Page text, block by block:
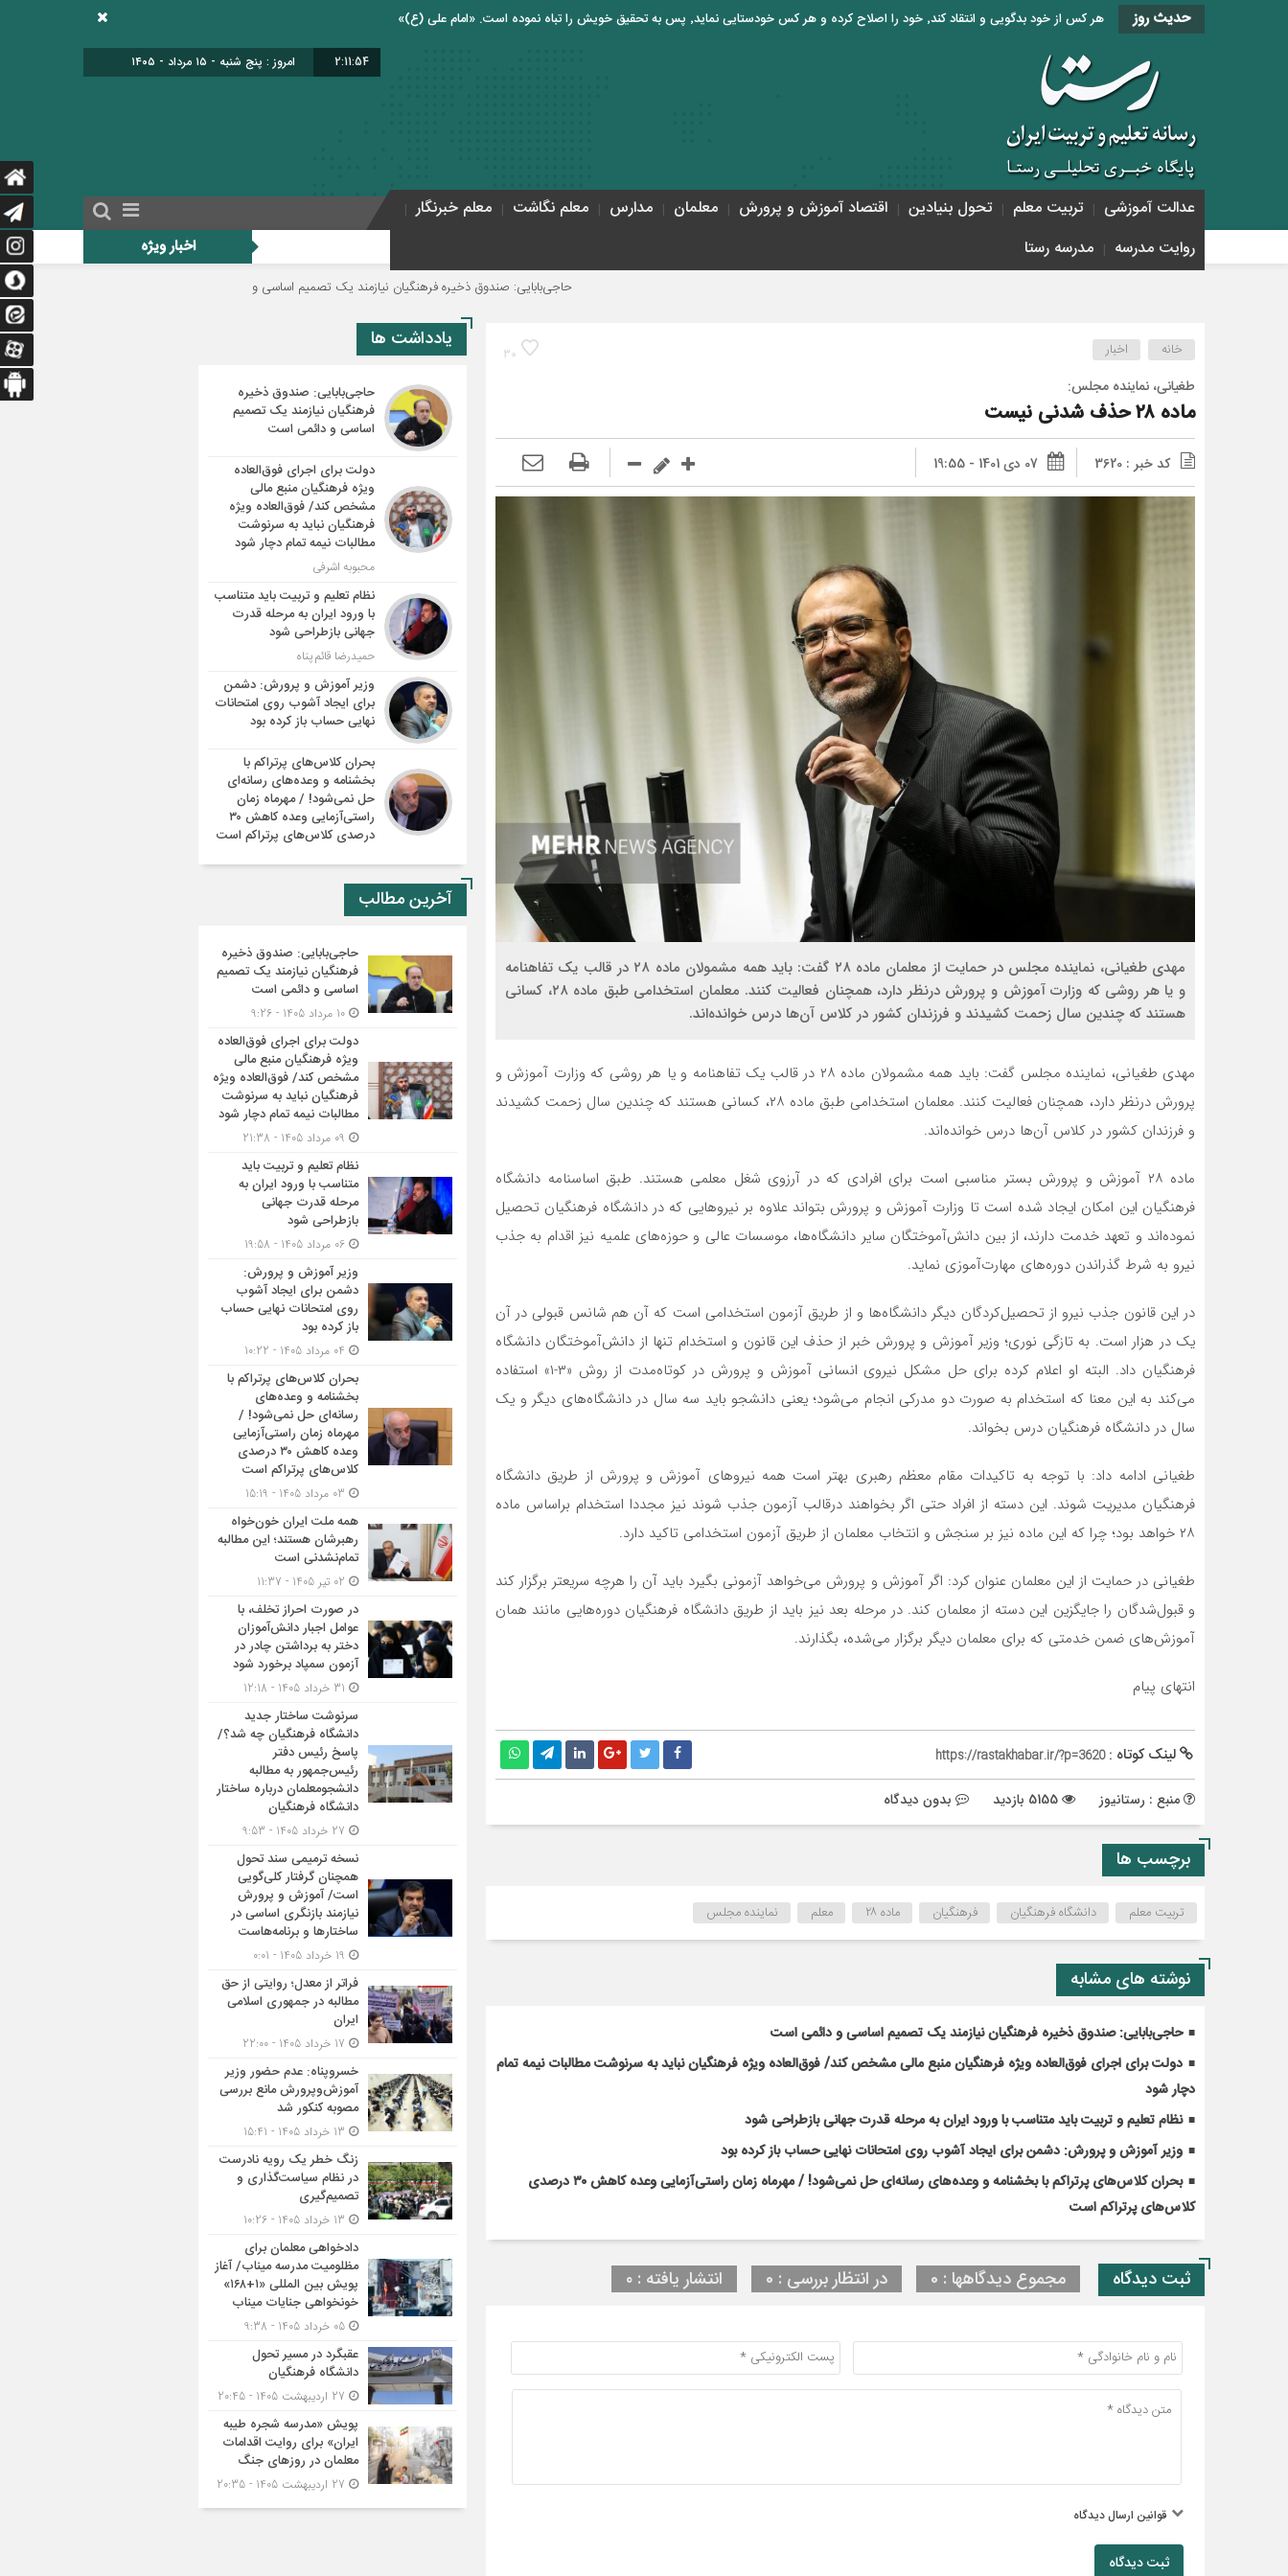
حدیث روز هر کس از خود بدگویی و انتقاد کند٬ خود را اصلاح کرده و هر کس خودستایی نماید٬ پس به تحقیق خویش را تباه نموده است. «امام علی (ع)»
2:11:55 امروز : پنج شنبه - ۱۵ مرداد - ۱۴۰۵
عدالت آموزشی تربیت معلم تحول بنیادین اقتصاد آموزش و پرورش معلمان مدارس معلم نگاشت
معلم خبرنگار
روایت مدرسه
مدرسه رستا اخبار ویژه
حاجی‌بابایی: صندوق ذخیره فرهنگیان نیازمند یک تصمیم اساسی و دائمی است دولت برای اجرای فوق‌العاده ویژه
30 خانه اخبار
طغیانی، نماینده مجلس:
ماده ۲۸ حذف شدنی نیست
کد خبر : 3620 07 دی 1401 - 19:55
مهدی طغیانی، نماینده مجلس در حمایت از معلمان ماده ۲۸ گفت: باید همه مشمولان ماده ۲۸ در قالب یک تفاهنامه
و یا هر روشی که وزارت آموزش و پرورش درنظر دارد، همچنان فعالیت کنند. معلمان استخدامی طبق ماده ۲۸، کسانی
هستند که چندین سال زحمت کشیدند و فرزندان کشور در کلاس آن‌ها درس خوانده‌اند.
مهدی طغیانی، نماینده مجلس گفت: باید همه مشمولان ماده ۲۸ در قالب یک تفاهنامه و یا هر روشی که وزارت آموزش و
پرورش درنظر دارد، همچنان فعالیت کنند. معلمان استخدامی طبق ماده ۲۸، کسانی هستند که چندین سال زحمت کشیدند
و فرزندان کشور در کلاس آن‌ها درس خوانده‌اند.
ماده ۲۸ آموزش و پرورش بستر مناسبی است برای افرادی که در آرزوی شغل معلمی هستند. طبق اساسنامه دانشگاه
فرهنگیان این امکان ایجاد شده است تا وزارت آموزش و پرورش بتواند علاوه بر نیرو‌هایی که در دانشگاه فرهنگیان تحصیل
نموده‌اند و تعهد خدمت دارند، از بین دانش‌آموختگان سایر دانشگاه‌ها‌، موسسات عالی و حوزه‌های علمیه نیز اقدام به جذب
نیرو به شرط گذراندن دوره‌های مهارت‌آموزی نماید.
در این قانون جذب نیرو از تحصیل‌کرد‌گان دیگر دانشگاه‌ها و از طریق آزمون استخدامی است که آن هم شانس قبولی در آن
یک در هزار است. به تازگی نوری؛ وزیر آموزش و پرورش خبر از حذف این قانون و استخدام تنها از دانش‌آموختگان دانشگاه
فرهنگیان داد. البته او اعلام کرده برای حل مشکل نیروی انسانی آموزش و پرورش در کوتاه‌مدت از روش «۳-۱» استفاده
می‌کند به این معنا که استخدام به صورت دو مدرکی انجام می‌شود؛ یعنی دانشجو باید سه سال در دانشگاه‌های دیگر و یک
سال در دانشگاه فرهنگیان درس بخواند.
طغیانی ادامه داد: با توجه به تاکیدات مقام معظم رهبری بهتر است همه نیروهای آموزش و پرورش از طریق دانشگاه
فرهنگیان مدیریت شوند. این دسته از افراد حتی اگر بخواهند درقالب آزمون جذب شوند نیز مجددا استخدام براساس ماده
۲۸ خواهد بود؛ چرا که این ماده نیز بر سنجش و انتخاب معلمان از طریق آزمون استخدامی تاکید دارد.
طغیانی در حمایت از این معلمان عنوان کرد: اگر آموزش و پرورش می‌خواهد آزمونی بگیرد باید آن را هرچه سریعتر برگزار کند
و قبول‌شدگان را جایگزین این دسته از معلمان کند. در مرحله بعد نیز باید از طریق دانشگاه فرهنگیان دوره‌هایی مانند همان
آموزش‌های ضمن خدمتی که برای معلمان دیگر برگزار می‌شده، بگذارند.
انتهای پیام
لینک کوتاه :https://rastakhabar.ir/?p=3620
منبع : رستانیوز بدون دیدگاه
برچسب ها
تربیت معلم دانشگاه فرهنگیان فرهنگیان ماده ۲۸ معلم نماینده مجلس
نوشته های مشابه
حاجی‌بابایی: صندوق ذخیره فرهنگیان نیازمند یک تصمیم اساسی و دائمی است
دولت برای اجرای فوق‌العاده ویژه فرهنگیان منبع مالی مشخص کند/ فوق‌العاده ویژه فرهنگیان نباید به سرنوشت مطالبات نیمه‌ تمام
دچار شود
نظام تعلیم و تربیت باید متناسب با ورود ایران به مرحله قدرت جهانی بازطراحی شود
وزیر آموزش و پرورش: دشمن برای ایجاد آشوب روی امتحانات نهایی حساب باز کرده بود
بحران کلاس‌های پرتراکم با بخشنامه و وعده‌های رسانه‌ای حل نمی‌شود! / مهرماه زمان راستی‌آزمایی وعده کاهش ۳۰ درصدی
کلاس‌های پرتراکم است
ثبت دیدگاه مجموع دیدگاهها : 0 در انتظار بررسی : 0 انتشار یافته : ۰
قوانین ارسال دیدگاه
ثبت دیدگاه
یادداشت ها
حاجی‌بابایی: صندوق ذخیره
فرهنگیان نیازمند یک تصمیم
اساسی و دائمی است
دولت برای اجرای فوق‌العاده
ویژه فرهنگیان منبع مالی
مشخص کند/ فوق‌العاده ویژه
فرهنگیان نباید به سرنوشت
مطالبات نیمه‌ تمام دچار شود
محبوبه اشرفی
نظام تعلیم و تربیت باید متناسب
با ورود ایران به مرحله قدرت
جهانی بازطراحی شود
حمیدرضا قائم پناه
وزیر آموزش و پرورش: دشمن
برای ایجاد آشوب روی امتحانات
نهایی حساب باز کرده بود
بحران کلاس‌های پرتراکم با
بخشنامه و وعده‌های رسانه‌ای
حل نمی‌شود! / مهرماه زمان
راستی‌آزمایی وعده کاهش ۳۰
درصدی کلاس‌های پرتراکم است
آخرین مطالب
حاجی‌بابایی: صندوق ذخیره
فرهنگیان نیازمند یک تصمیم
اساسی و دائمی است
دولت برای اجرای فوق‌العاده
ویژه فرهنگیان منبع مالی
مشخص کند/ فوق‌العاده ویژه
فرهنگیان نباید به سرنوشت
مطالبات نیمه‌ تمام دچار شود
نظام تعلیم و تربیت باید
متناسب با ورود ایران به
مرحله قدرت جهانی
بازطراحی شود
وزیر آموزش و پرورش:
دشمن برای ایجاد آشوب
روی امتحانات نهایی حساب
باز کرده بود
بحران کلاس‌های پرتراکم با
بخشنامه و وعده‌های
رسانه‌ای حل نمی‌شود! /
مهرماه زمان راستی‌آزمایی
وعده کاهش ۳۰ درصدی
کلاس‌های پرتراکم است
همه ملت ایران خون‌خواه
رهبرشان هستند؛ این مطالبه
تمام‌نشدنی است
در صورت احراز تخلف، با
عوامل اجبار دانش‌آموزان
دختر به برداشتن چادر در
آزمون سمپاد برخورد شود
سرنوشت ساختار جدید
دانشگاه فرهنگیان چه شد؟/
پاسخ رئیس دفتر
رئیس‌جمهور به مطالبه
دانشجومعلمان درباره ساختار
دانشگاه فرهنگیان
نسخه ترمیمی سند تحول
همچنان گرفتار کلی‌گویی
است/ آموزش و پرورش
نیازمند بازنگری اساسی در
ساختارها و برنامه‌هاست
فراتر از معدل؛ روایتی از حق
مطالبه در جمهوری اسلامی
ایران
خسروپناه: عدم حضور وزیر
آموزش‌وپرورش مانع بررسی
مصوبه کنکور شد
زنگ خطر یک رویه نادرست
در نظام سیاست‌گذاری و
تصمیم‌گیری
دادخواهی معلمان برای
مظلومیت مدرسه میناب/ آغاز
پویش بین المللی «۱+۱۶۸»
خونخواهی جنایات میناب
عقبگرد در مسیر تحول
دانشگاه فرهنگیان
پویش «مدرسه شجره طیبه
ایران» برای روایت اقدامات
معلمان در روزهای جنگ